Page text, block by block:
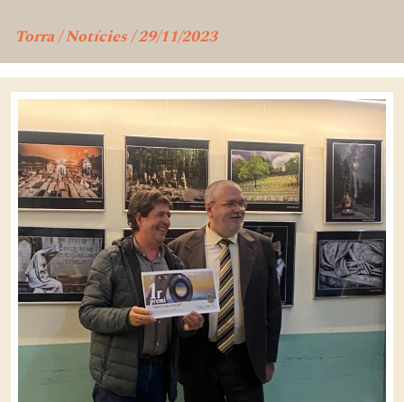
Torra / Notícies / 29/11/2023